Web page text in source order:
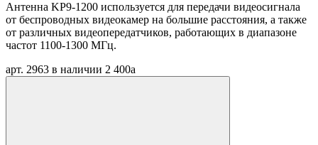
Антенна KP9-1200 используется для передачи видеосигнала
от беспроводных видеокамер на большие расстояния, а также
от различных видеопередатчиков, работающих в диапазоне
частот 1100-1300 МГц.
арт. 2963 в наличии 2 400a